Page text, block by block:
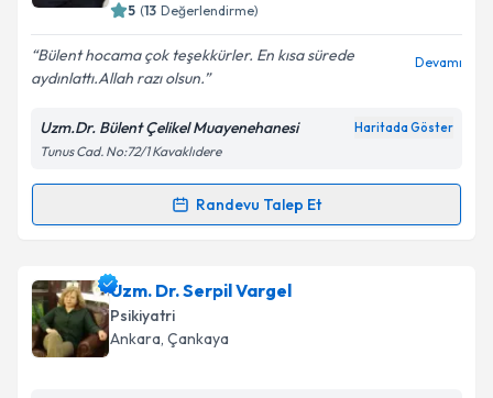
Kişisel verilerimin işlenmesine ilişkin
Aydınlatma
Metni'ni okudum ve kişisel verilerimin belirtilen
kapsamda işlenmesini kabul ediyorum.
5 (13 Değerlendirme)
Bülent hocama çok teşekkürler. En kısa sürede
aydınlattı.Allah razı olsun.
Devamı
Uzm.Dr. Bülent Çelikel Muayenehanesi Haritada Göster
Tunus Cad. No:72/1 Kavaklıdere
Randevu Talep Et
Randevu Takvimi Talebi
Uzm. Dr. Bülent Çelikeliçin randevu takvimi talebi
oluşturun. Size bu uzmandan randevu almanız için bir
takvim hazırlandığında e-posta ile bilgilendireceğiz.
Uzm. Dr. Serpil Vargel
Psikiyatri
Ankara, Çankaya